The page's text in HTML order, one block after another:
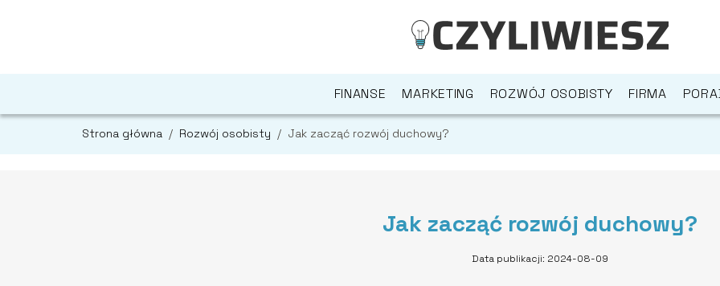
FINANSE MARKETING ROZWÓJ OSOBISTY FIRMA
Strona główna / Rozwój osobisty / Jak zacząć rozwój duchowy?
Jak zacząć rozwój duchowy?
Data publikacji: 2024-08-09